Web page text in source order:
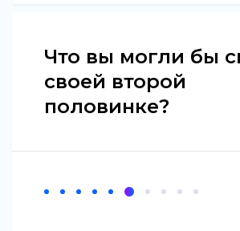
Что вы могли бы
своей второй
половинке?